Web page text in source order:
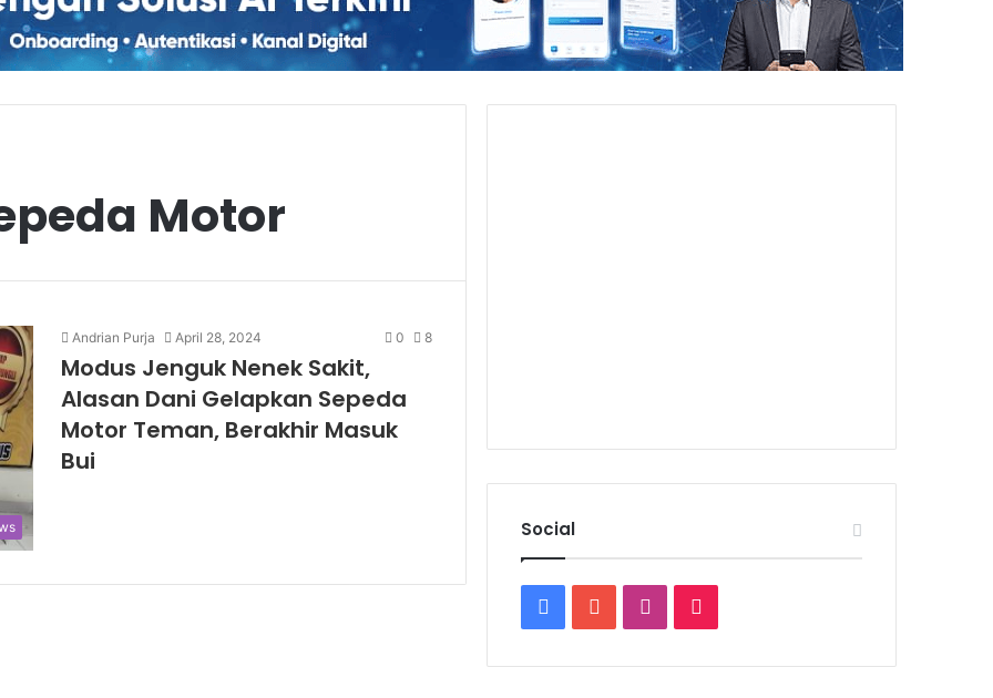
Motor
Andrian Purja April 28, 2024 0 8
Modus Jenguk Nenek Sakit,
Alasan Dani Gelapkan Sepeda
Motor Teman, Berakhir Masuk
Bui
Social
FacebookYouTubeInstagram